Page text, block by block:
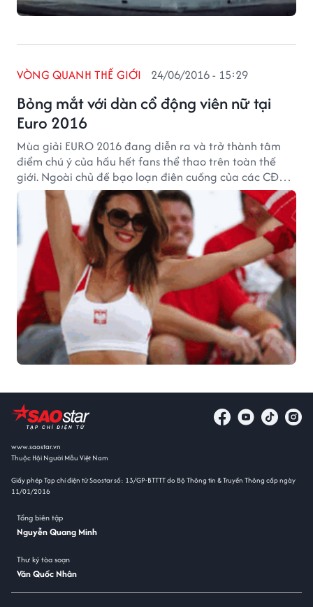
Bỏng mắt với dàn cổ động viên nữ tại
Euro 2016
VÒNG QUANH THẾ GIỚI 24/06/2016 - 15:29
Mùa giải EURO 2016 đang diễn ra và trở thành tâm
điểm chú ý của hầu hết fans thể thao trên toàn thế
giới. Ngoài chủ đề bạo loạn điên cuồng của các CĐV
quá khích thì, dàn hot girl khoe sắc hàng ngày, hàng
giờ tại các sân đấu mới là chủ đề mang lại sức hấp
dẫn vô cùng lớn vào mỗi mùa giảii sôi động.
www.saostar.vn
Thuộc Hội Người Mẫu Việt Nam
Giấy phép Tạp chí điện tử Saostar số: 13/GP-BTTTT do Bộ Thông tin & Truyền Thông cấp ngày
11/01/2016
Tổng biên tập
Nguyễn Quang Minh
Thư ký tòa soạn
Văn Quốc Nhân